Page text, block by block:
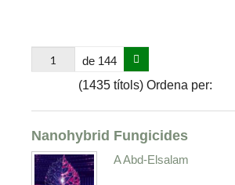
de 144
(1435 títols) Ordena per:
Nanohybrid Fungicides
A Abd-Elsalam